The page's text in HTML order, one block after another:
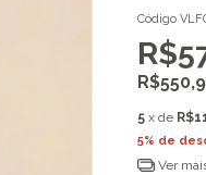
Código
5 x de
5% de
Ver